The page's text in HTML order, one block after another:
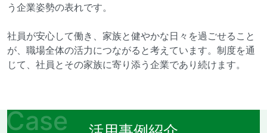
う企業姿勢の表れです。
社員が安心して働き、家族と健やかな日々を過ごせること
が、職場全体の活力につながると考えています。制度を通
じて、社員とその家族に寄り添う企業であり続けます。
Case